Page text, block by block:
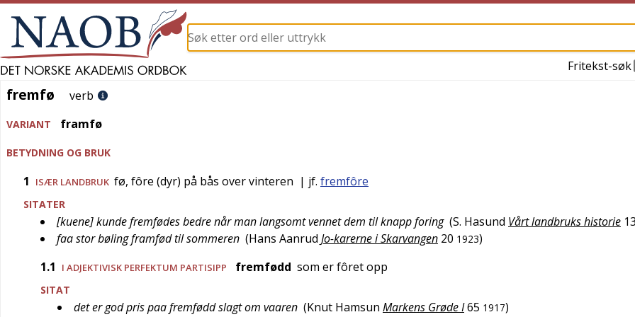
Fritekst-søk
fremfø
fremfø verb
VARIANT framfø
BETYDNING OG BRUK
1 ISÆR LANDBRUK fø, fôre (dyr) på bås over vinteren | jf. fremfôre
SITATER
[kuene] kunde fremfødes bedre når man langsomt vennet dem til knapp foring (S. Hasund Vårt landbruks historie
faa stor bøling framfød til sommeren (Hans Aanrud Jo-karerne i Skarvangen 20 1923)
1.1
I ADJEKTIVISK PERFEKTUM PARTISIPP fremfødd som er fôret opp
SITAT
det er god pris paa fremfødd slagt om vaaren (Knut Hamsun Markens Grøde I65 1917)